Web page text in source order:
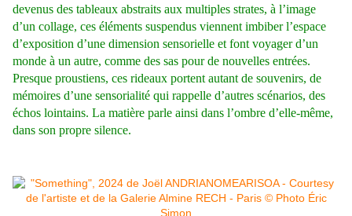
devenus des tableaux abstraits aux multiples strates, à l’image
d’un collage, ces éléments suspendus viennent imbiber l’espace
d’exposition d’une dimension sensorielle et font voyager d’un
monde à un autre, comme des sas pour de nouvelles entrées.
Presque proustiens, ces rideaux portent autant de souvenirs, de
mémoires d’une sensorialité qui rappelle d’autres scénarios, des
échos lointains. La matière parle ainsi dans l’ombre d’elle-même,
dans son propre silence.